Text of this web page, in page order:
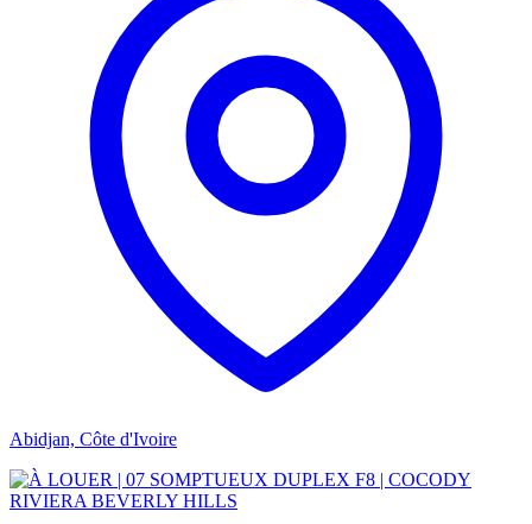
Abidjan, Côte d'Ivoire